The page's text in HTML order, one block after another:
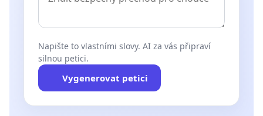
Napište to vlastními slovy. AI za vás připraví
silnou petici.
Vygenerovat petici